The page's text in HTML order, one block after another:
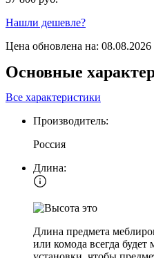
Нашли дешевле?
Цена обновлена на: 08.08.2026
Основные
Все характеристики
Производитель:
Россия
Длина:
Длина предмета
или комода всегда